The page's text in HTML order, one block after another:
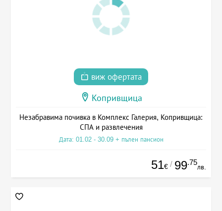
виж офертата
Копривщица
Незабравима почивка в Комплекс Галерия, Копривщица:
СПА и развлечения
Дата: 01.02 - 30.09 + пълен пансион
51€ / 99.75
лв.